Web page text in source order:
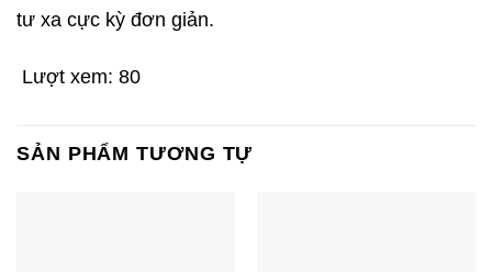
tư xa cực kỳ đơn giản.
Lượt xem: 80
SẢN PHẨM TƯƠNG TỰ